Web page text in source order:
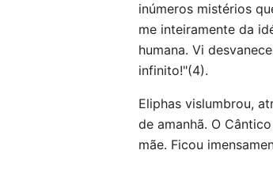
inúmeros mistérios
me inteiramente da
humana. Vi
infinito!"(4).
Eliphas vislumbrou,
de amanhã. O
mãe. Ficou